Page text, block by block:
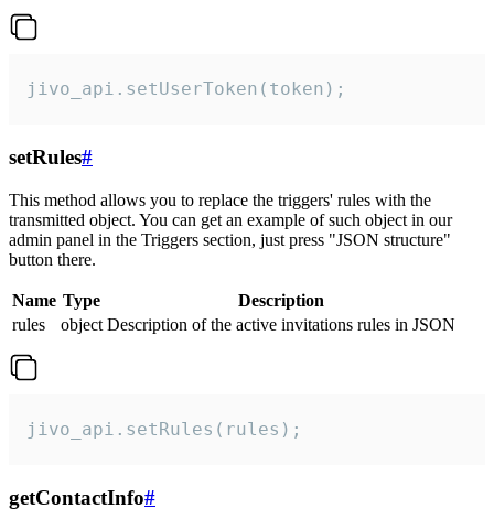
jivo_api.setUserToken(token);
setRules#
This method allows you to replace the triggers' rules with the
transmitted object. You can get an example of such object in our
admin panel in the Triggers section, just press "JSON structure"
button there.
Name Type
Description
rules
object Description of the active invitations rules in JSON
jivo_api.setRules(rules);
getContactInfo#